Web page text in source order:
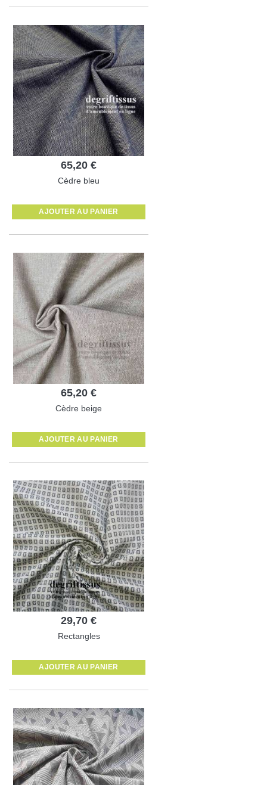
65,20 €
Cèdre bleu
AJOUTER AU PANIER
65,20 €
Cèdre beige
AJOUTER AU PANIER
29,70 €
Rectangles
AJOUTER AU PANIER